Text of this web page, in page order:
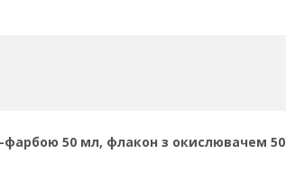
50 мл, флакон з окислювачем 50